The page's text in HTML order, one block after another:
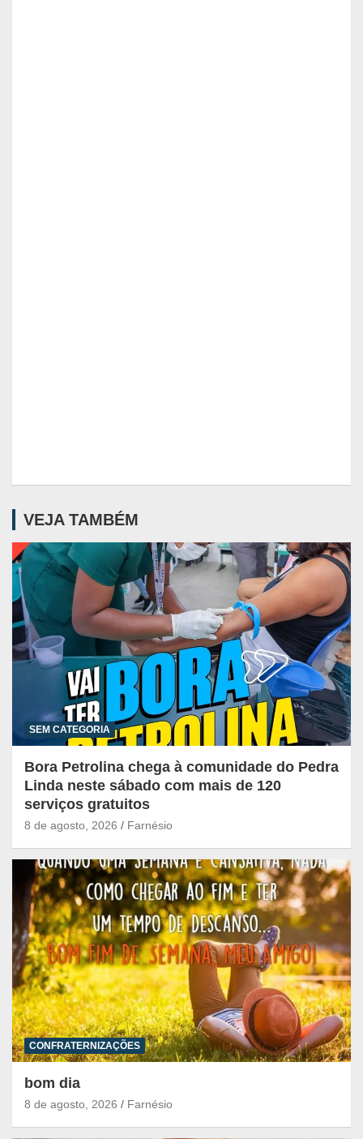
VEJA TAMBÉM
SEM CATEGORIA
Bora Petrolina chega à comunidade do Pedra
Linda neste sábado com mais de 120
serviços gratuitos
8 de agosto, 2026 Farnésio
CONFRATERNIZAÇÕES
bom dia
8 de agosto, 2026 Farnésio